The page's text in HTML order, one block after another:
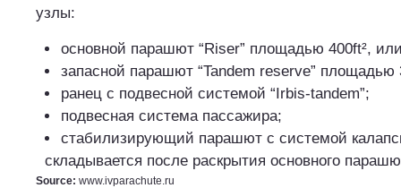
узлы:
основной парашют “Riser” площадью 400ft²,
запасной парашют “Tandem reserve” площадью
ранец с подвесной системой “Irbis-tandem”;
подвесная система пассажира;
стабилизирующий парашют с системой
складывается после раскрытия основного
Source: www.ivparachute.ru